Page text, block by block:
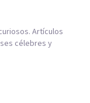
Artículos
célebres y